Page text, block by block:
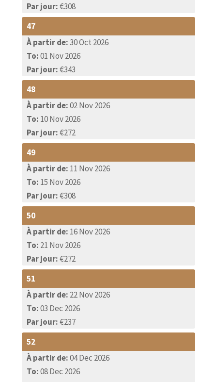
Par jour:€308
47
À partir de:30 Oct 2026
To:01 Nov 2026
Par jour:€343
48
À partir de:02 Nov 2026
To: 10 Nov 2026
Par jour:€272
49
À partir de: 11 Nov 2026
To: 15 Nov 2026
Par jour:€308
50
À partir de: 16 Nov 2026
To: 21 Nov 2026
Par jour:€272
51
À partir de: 22 Nov 2026
To:03 Dec 2026
Par jour:€237
52
À partir de:04 Dec 2026
To:08 Dec 2026